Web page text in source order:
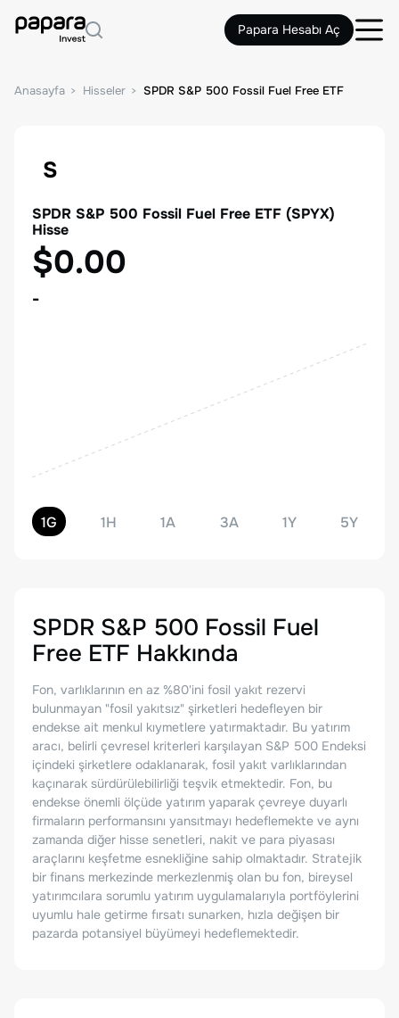
Papara Hesabı Aç
Anasayfa Hisseler SPDR S&P 500 Fossil Fuel Free ETF
S
SPDR S&P 500 Fossil Fuel Free ETF (SPYX)
Hisse
$0.00
-
1G 1H 1A 3A 1Y 5Y
SPDR S&P 500 Fossil Fuel
Free ETF Hakkında
Fon, varlıklarının en az %80'ini fosil yakıt rezervi
bulunmayan "fosil yakıtsız" şirketleri hedefleyen bir
endekse ait menkul kıymetlere yatırmaktadır. Bu yatırım
aracı, belirli çevresel kriterleri karşılayan S&P 500 Endeksi
içindeki şirketlere odaklanarak, fosil yakıt varlıklarından
kaçınarak sürdürülebilirliği teşvik etmektedir. Fon, bu
endekse önemli ölçüde yatırım yaparak çevreye duyarlı
firmaların performansını yansıtmayı hedeflemekte ve aynı
zamanda diğer hisse senetleri, nakit ve para piyasası
araçlarını keşfetme esnekliğine sahip olmaktadır. Stratejik
bir finans merkezinde merkezlenmiş olan bu fon, bireysel
yatırımcılara sorumlu yatırım uygulamalarıyla portföylerini
uyumlu hale getirme fırsatı sunarken, hızla değişen bir
pazarda potansiyel büyümeyi hedeflemektedir.